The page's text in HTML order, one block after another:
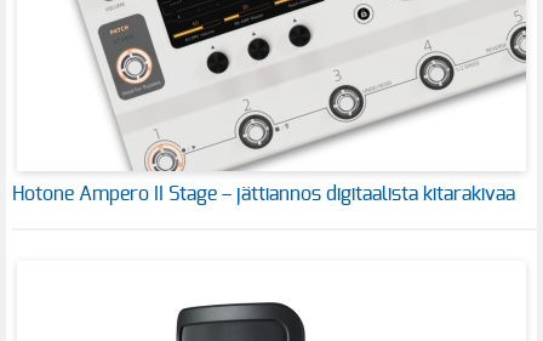
Hotone Ampero II Stage – jättiannos digitaalista kitarakivaa